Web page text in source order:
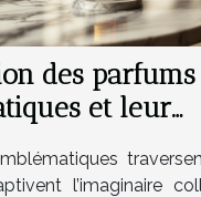
des parfums
et leur
l’imaginaire